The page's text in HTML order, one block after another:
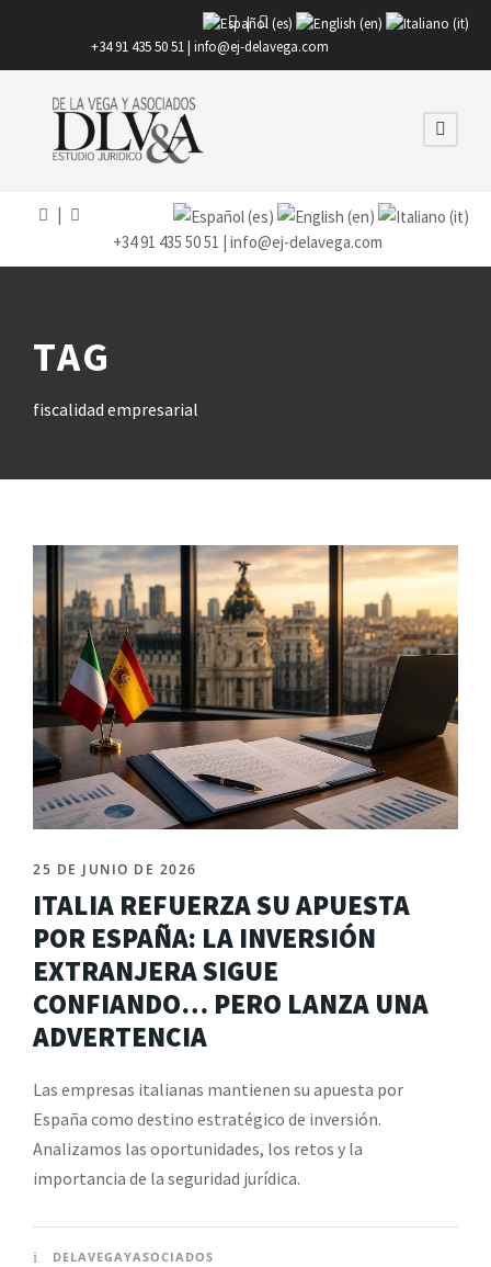
|
+34 91 435 50 51 | info@ej-delavega.com
+34 91 435 50 51 | info@ej-delavega.com
TAG
fiscalidad empresarial
25 DE JUNIO DE 2026
ITALIA REFUERZA SU APUESTA
POR ESPAÑA: LA INVERSIÓN
EXTRANJERA SIGUE
CONFIANDO… PERO LANZA UNA
ADVERTENCIA
Las empresas italianas mantienen su apuesta por
España como destino estratégico de inversión.
Analizamos las oportunidades, los retos y la
importancia de la seguridad jurídica.
DELAVEGAYASOCIADOS